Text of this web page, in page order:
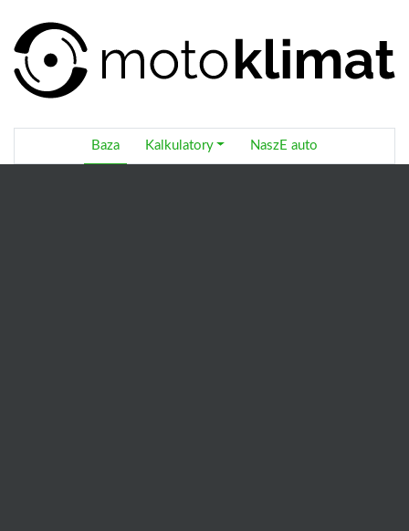
Baza Kalkulatory NaszE auto